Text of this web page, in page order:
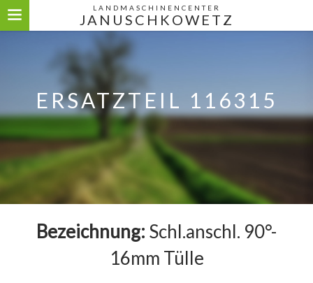
LANDMASCHINENCENTER
JANUSCHKOWETZ
ERSATZTEIL 116315
Bezeichnung: Schl.anschl. 90°-
16mm Tülle